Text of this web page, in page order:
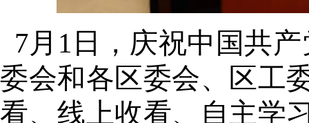
7月1日，庆祝中国共
委会和各区委会、
区工
看、线上收看、自主学